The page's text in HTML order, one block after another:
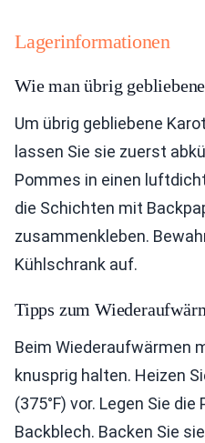
Lagerinformationen
Wie man übrig
Um übrig gebliebene
lassen Sie sie zuerst
Pommes in einen
die Schichten mit
zusammenkleben.
Kühlschrank auf.
Tipps zum
Beim Wiederaufwärmen
knusprig halten. Heizen
(375°F) vor. Legen Sie
Backblech. Backen Sie